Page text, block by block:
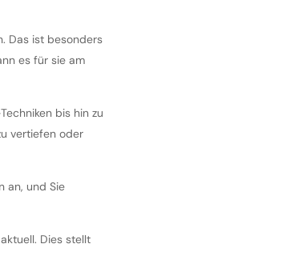
Das ist besonders
es für sie am
bis hin zu
vertiefen oder
an, und Sie
Dies stellt